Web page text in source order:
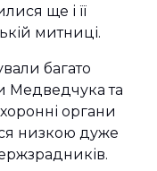
ще і її
митниці.
багато
Медведчука та
органи
низкою дуже